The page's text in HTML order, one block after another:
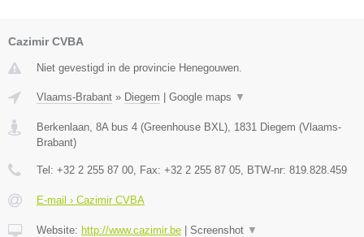
Cazimir CVBA
Niet gevestigd in de provincie Henegouwen.
Vlaams-Brabant » Diegem | Google maps ▼
Berkenlaan, 8A bus 4 (Greenhouse BXL) 1831 Diegem (Vlaams-
Brabant)
Tel: +32 2 255 87 00 , Fax: +32 2 255 87 05 , BTW-nr: 819.828.459
E-mail › Cazimir CVBA
Website: http://www.cazimir.be | Screenshot ▼